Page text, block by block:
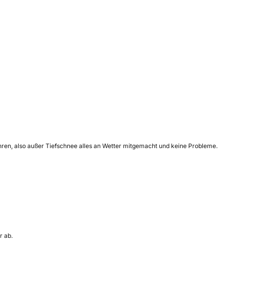
also außer Tiefschnee alles an Wetter mitgemacht und keine Probleme.
ab.